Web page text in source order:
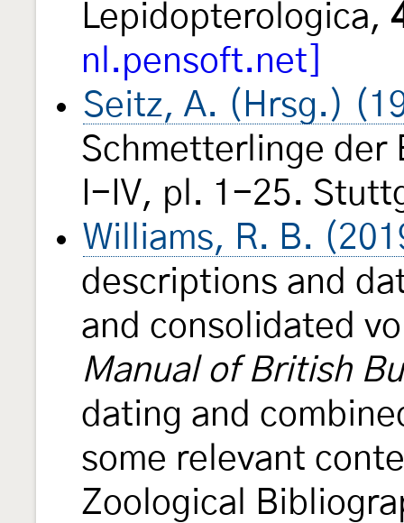
Lepidopterologica,
nl.pensoft.net]
Seitz, A. (Hrsg.)
Schmetterlinge der
I-IV, pl. 1-25.
Williams, R. B.
descriptions and
and consolidated
Manual of British
dating and
some relevant
Zoological